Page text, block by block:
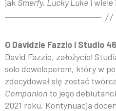
jak Smerfy, Lucky Luke i wiele
O Davidzie Fazzio i Studio 46
David Fazzio, założyciel
solo deweloperem, który w
zdecydował się zostać
Companion to jego
2021 roku. Kontynuacja